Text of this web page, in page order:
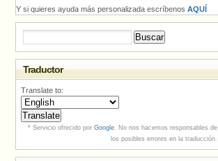
Y si quieres ayuda más personalizada escríbenos AQUÍ
Traductor
Translate to:
* Servicio ofrecido por Google. No nos hacemos responsables de
los posibles errores en la traducción.